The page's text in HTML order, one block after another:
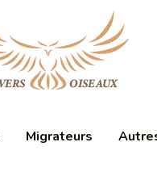
Migrateurs